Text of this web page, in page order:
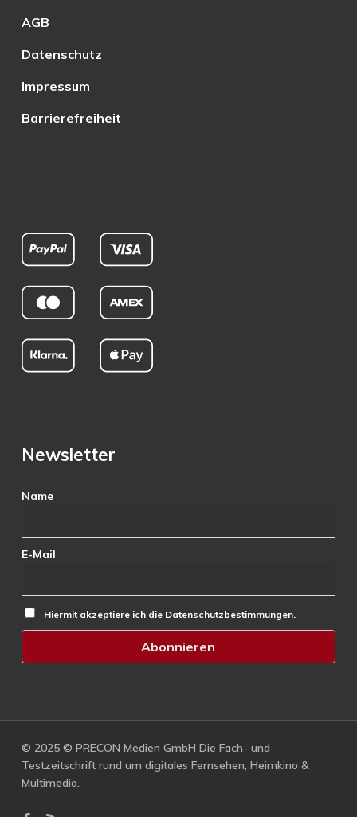
AGB
Datenschutz
Impressum
Barrierefreiheit
Newsletter
Name
E-Mail
Hiermit akzeptiere ich die Datenschutzbestimmungen.
© 2025 © PRECON Medien GmbH Die Fach- und
Testzeitschrift rund um digitales Fernsehen, Heimkino &
Multimedia.